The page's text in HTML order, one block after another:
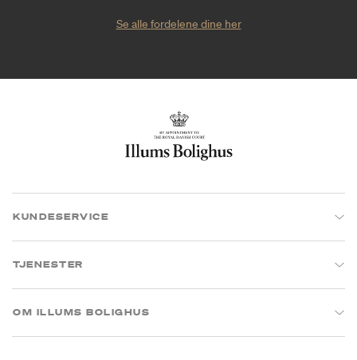
Se alle fordelene dine her
KUNDESERVICE
TJENESTER
OM ILLUMS BOLIGHUS